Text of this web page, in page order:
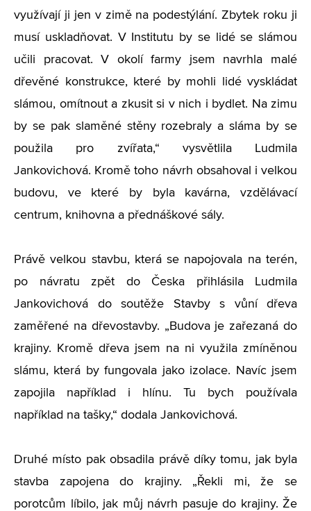
využívají ji jen v zimě na podestýlání. Zbytek roku ji
musí uskladňovat. V Institutu by se lidé se slámou
učili pracovat. V okolí farmy jsem navrhla malé
dřevěné konstrukce, které by mohli lidé vyskládat
slámou, omítnout a zkusit si v nich i bydlet. Na zimu
by se pak slaměné stěny rozebraly a sláma by se
použila pro zvířata,“ vysvětlila Ludmila
Jankovichová. Kromě toho návrh obsahoval i velkou
budovu, ve které by byla kavárna, vzdělávací
centrum, knihovna a přednáškové sály.
Právě velkou stavbu, která se napojovala na terén,
po návratu zpět do Česka přihlásila Ludmila
Jankovichová do soutěže Stavby s vůní dřeva
zaměřené na dřevostavby. „Budova je zařezaná do
krajiny. Kromě dřeva jsem na ni využila zmíněnou
slámu, která by fungovala jako izolace. Navíc jsem
zapojila například i hlínu. Tu bych používala
například na tašky,“ dodala Jankovichová.
Druhé místo pak obsadila právě díky tomu, jak byla
stavba zapojena do krajiny. „Řekli mi, že se
porotcům líbilo, jak můj návrh pasuje do krajiny. Že